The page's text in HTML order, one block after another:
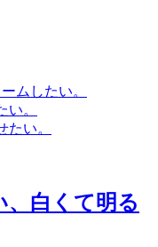
ムしたい。
。
い。
白くて明る